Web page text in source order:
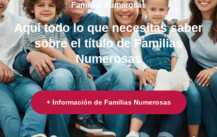
Familias Numerosas
Aquí todo lo que necesitas saber
sobre el título de Familias
Numerosas
+ Información de Familias Numerosas